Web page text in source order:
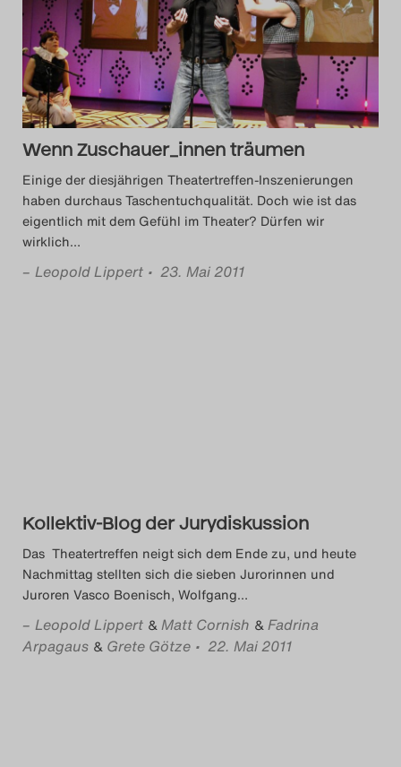
Das Theatertreffen-Blog
2014
Das Theatertreffen-Blog
2015
Das Theatertreffen-Blog
2016
Das Theatertreffen-Blog
Das Theatertreffen-Blog
2019
Das Theatertreffen-Blog
2020
Wenn Zuschauer_innen träumen
Einige der diesjährigen Theatertreffen-Inszenierungen
haben durchaus Taschentuchqualität. Doch wie ist das
eigentlich mit dem Gefühl im Theater? Dürfen wir
wirklich…
– Leopold Lippert • 23. Mai 2011
Kollektiv-Blog der Jurydiskussion
Das Theatertreffen neigt sich dem Ende zu, und heute
Nachmittag stellten sich die sieben Jurorinnen und
Juroren Vasco Boenisch, Wolfgang…
– Leopold Lippert &Matt Cornish &Fadrina
Arpagaus & Grete Götze • 22. Mai 2011